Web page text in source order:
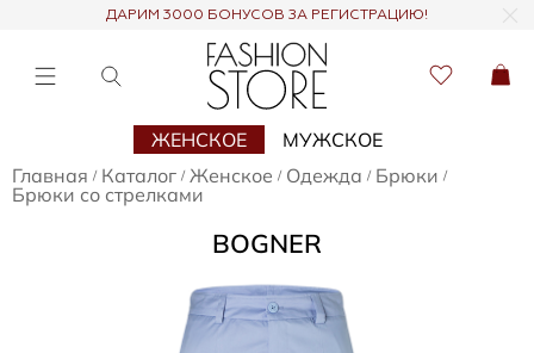
ДАРИМ 3000 БОНУСОВ ЗА РЕГИСТРАЦИЮ!
ЖЕНСКОЕ
МУЖСКОЕ
Главная / Каталог / Женское / Одежда / Брюки /
Брюки со стрелками
BOGNER